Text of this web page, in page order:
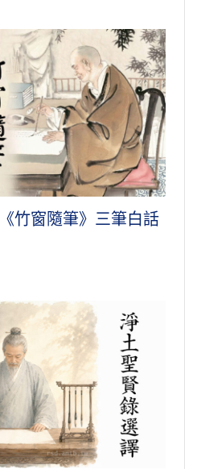
竹窗隨筆》三筆白話